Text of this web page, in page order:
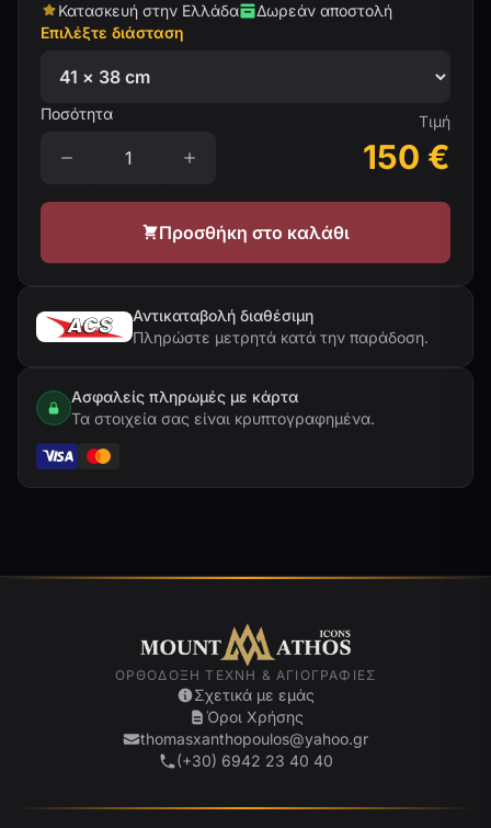
Κατασκευή στην Ελλάδα
Δωρεάν αποστολή
Επιλέξτε διάσταση
Ποσότητα Τιμή
150 €
Προσθήκη στο καλάθι
Αντικαταβολή διαθέσιμη
Πληρώστε μετρητά κατά την παράδοση.
Ασφαλείς πληρωμές με κάρτα
Τα στοιχεία σας είναι κρυπτογραφημένα.
ΟΡΘΌΔΟΞΗ ΤΈΧΝΗ & ΑΓΙΟΓΡΑΦΊΕΣ
Σχετικά με εμάς
Όροι Χρήσης
thomasxanthopoulos@yahoo.gr
(+30) 6942 23 40 40